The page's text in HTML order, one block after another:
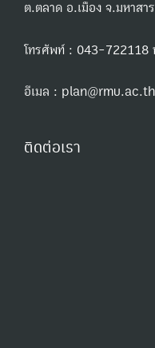
ต.ตลาด อ.เมือง จ.มหาสา
โทรศัพท์ : 043-722118
อีเมล : plan@rmu.ac.th
ติดต่อเรา